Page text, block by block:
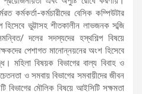
কর্মকর্তা-কর্মচারীদের বেসিক কম্পিউটার
হিসেবে ভুট্টাসহ শীতকালীন লাভজনক সব্জি
দলের সদস্যদের হস্থশিল্প বিষয়ে
পেশাগত মানোন্নয়নের অংশ হিসেবে
মহিলা বিষয়ক বিভাগের বাল্য বিবাহ ও
ও সমবায় বিভাগের সমবায়ীদের জীবন
মৌলিক বিষয়ে আইসিটি সক্ষমতা